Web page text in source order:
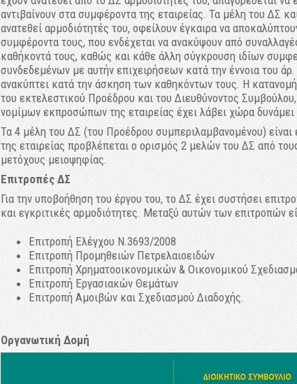
αντιβαίνουν στα συμφέροντα της εταιρείας. Τα μέλη του ΔΣ
ανατεθεί αρμοδιότητές του, οφείλουν έγκαιρα να
συμφέροντα τους, που ενδέχεται να ανακύψουν από
καθήκοντά τους, καθώς και κάθε άλλη σύγκρουση ιδίων
συνδεδεμένων με αυτήν επιχειρήσεων κατά την έννοια του
ανακύπτει κατά την άσκηση των καθηκόντων τους. Η
του εκτελεστικού Προέδρου και του Διευθύνοντος
νομίμων εκπροσώπων της εταιρείας έχει λάβει χώρα
Τα 4 μέλη του ΔΣ (του Προέδρου συμπεριλαμβανομένου)
της εταιρείας προβλέπεται ο ορισμός 2 μελών του ΔΣ από
μετόχους μειοψηφίας.
Επιτροπές ΔΣ
Για την υποβοήθηση του έργου του, το ΔΣ έχει συστήσει
και εγκριτικές αρμοδιότητες. Μεταξύ αυτών των επιτροπών
Επιτροπή Ελέγχου Ν.3693/2008
Επιτροπή Προμηθειών Πετρελαιοειδών
Επιτροπή Χρηματοοικονομικών & Οικονομικού
Επιτροπή Εργασιακών Θεμάτων
Επιτροπή Αμοιβών και Σχεδιασμού Διαδοχής.
Οργανωτική Δομή